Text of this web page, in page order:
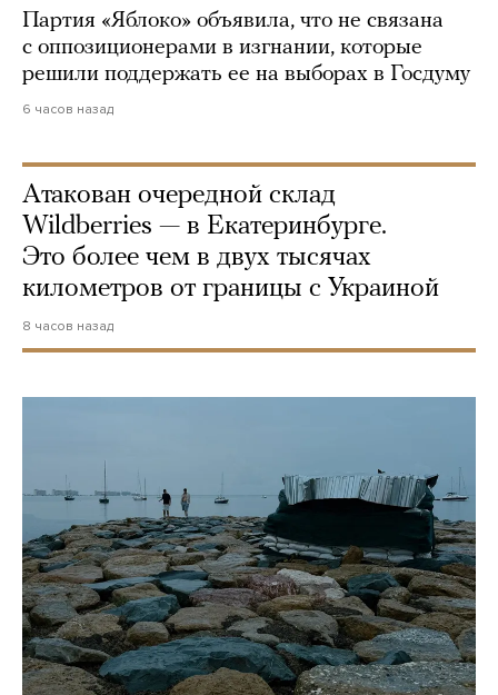
Партия «Яблоко» объявила, что не связана
с оппозиционерами в изгнании, которые
решили поддержать ее на выборах в Госдуму
6 часов назад
Атакован очередной склад
Wildberries — в Екатеринбурге.
Это более чем в двух тысячах
километров от границы с Украиной
8 часов назад